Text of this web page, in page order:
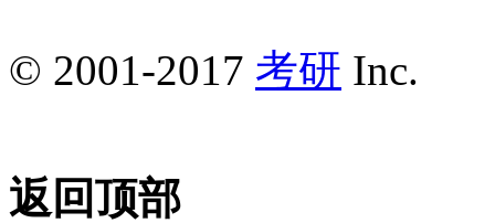
© 2001-2017 考研 Inc.
返回顶部